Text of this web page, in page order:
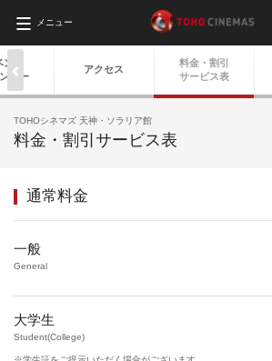
メニュー
ト
ダー
アクセス
料金・ 割引
サービス表
TOHOシネマズ 天神・ソラリア館
料金・割引サービス表
通常料金
一般
General
大学生
Student(College)